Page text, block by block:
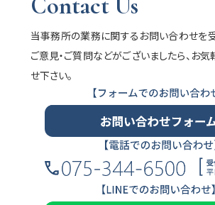
当事務所の業務に関するお問い合わせを受
ご意見・ご質問などがございましたら、お
せ下さい。